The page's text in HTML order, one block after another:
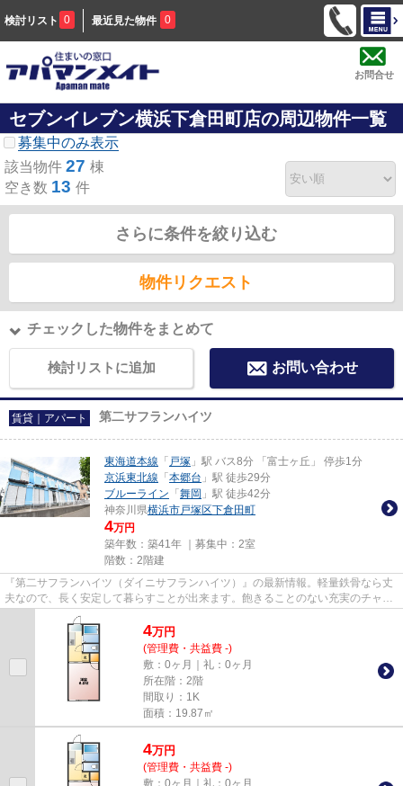
検討リスト 0 最近見た物件 0
お問合せ
セブンイレブン横浜下倉田町店の周辺物件一覧
募集中のみ表示
該当物件 27 棟
空き数 13 件
さらに条件を絞り込む
物件リクエスト
チェックした物件をまとめて
検討リストに追加 お問い合わせ
賃貸｜アパート 第二サフランハイツ
東海道本線 「 戸塚 」駅 バス8分 「富士ヶ丘」 停歩1分
京浜東北線 「 本郷台 」駅 徒歩29分
ブルーライン 「 舞岡 」駅 徒歩42分
神奈川県横浜市戸塚区下倉田町
4万円
築年数：築41年 ｜募集中： 2室
階数：2階建
『第二サフランハイツ（ダイニサフランハイツ）』の最新情報。軽量鉄骨なら丈
夫なので、長く安定して暮らすことが出来ます。飽きることのない充実のチャン
ネル数が魅力のCATV対応物件...
4万円
(管理費・共益費 -)
敷：0ヶ月｜礼：0ヶ月
所在階：2階
間取り：1K
面積：19.87㎡
4万円
(管理費・共益費 -)
敷：0ヶ月｜礼：0ヶ月